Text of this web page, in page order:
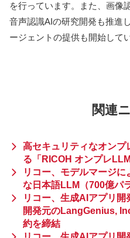
を行っています。また、画像
音声認識AIの研究開発も推進
ージェントの提供も開始して
関連
高セキュリティなオンプ
る「RICOH オンプレ
リコー、モデルマージ
な日本語LLM（700億パ
リコー、生成AIアプリ開
開発元のLangGenius,
約を締結